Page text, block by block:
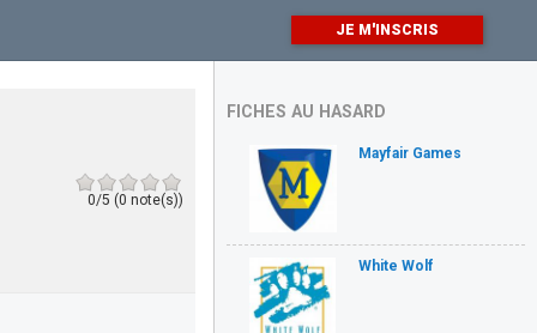
JE M'INSCRIS
0/5 (0 note(s))
FICHES AU HASARD
Mayfair Games
White Wolf